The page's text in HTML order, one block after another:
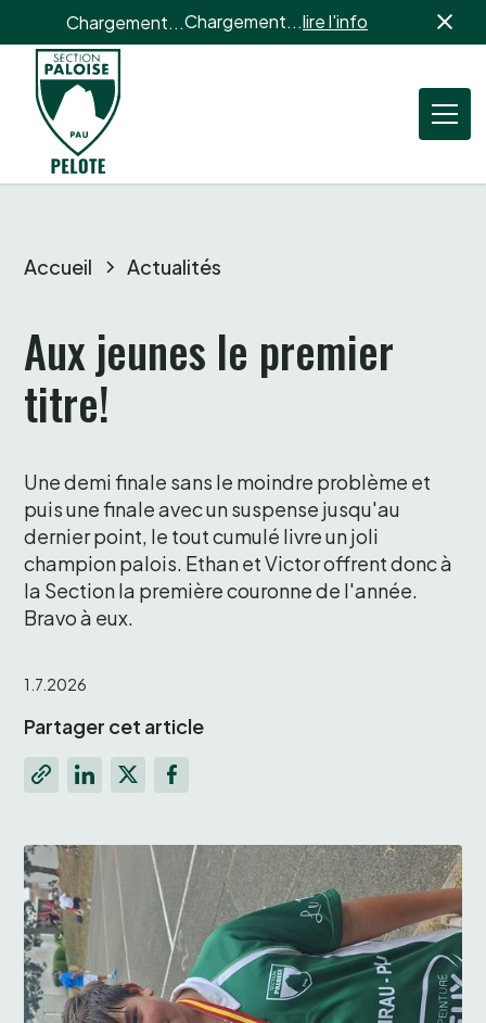
Chargement...Chargement...lire l'info
Accueil Actualités
Aux jeunes le premier
titre!
Une demi finale sans le moindre problème et
puis une finale avec un suspense jusqu'au
dernier point, le tout cumulé livre un joli
champion palois. Ethan et Victor offrent donc à
la Section la première couronne de l'année.
Bravo à eux.
1.7.2026
Partager cet article